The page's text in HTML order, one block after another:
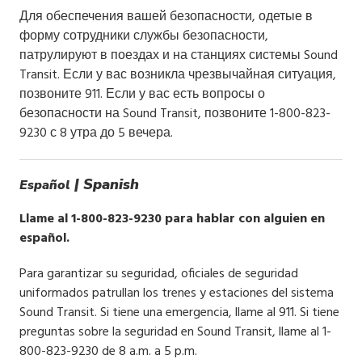
Для обеспечения вашей безопасности, одетые в
форму сотрудники службы безопасности,
патрулируют в поездах и на станциях системы Sound
Transit. Если у вас возникла чрезвычайная ситуация,
позвоните 911. Если у вас есть вопросы о
безопасности на Sound Transit, позвоните 1-800-823-
9230 с 8 утра до 5 вечера.
Español | Spanish
Llame al 1-800-823-9230 para hablar con alguien en
español.
Para garantizar su seguridad, oficiales de seguridad
uniformados patrullan los trenes y estaciones del sistema
Sound Transit. Si tiene una emergencia, llame al 911. Si tiene
preguntas sobre la seguridad en Sound Transit, llame al 1-
800-823-9230 de 8 a.m. a 5 p.m.